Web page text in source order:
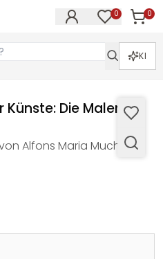
0 0
KI
Die Malerei -
Alfons Maria Mucha als